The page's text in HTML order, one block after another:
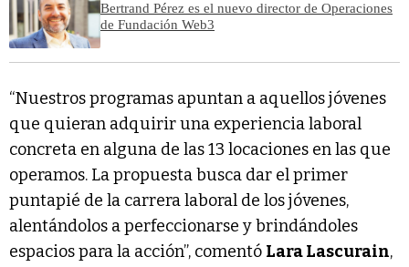
Bertrand Pérez es el nuevo director de Operaciones
de Fundación Web3
“Nuestros programas apuntan a aquellos jóvenes
que quieran adquirir una experiencia laboral
concreta en alguna de las 13 locaciones en las que
operamos. La propuesta busca dar el primer
puntapié de la carrera laboral de los jóvenes,
alentándolos a perfeccionarse y brindándoles
espacios para la acción”, comentó Lara Lascurain,